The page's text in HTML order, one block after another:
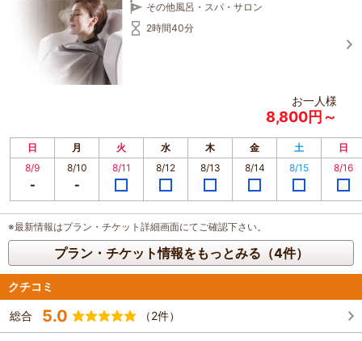
その他風呂・スパ・サロン
2時間40分
お一人様
8,800円～
日 月 火 水 木 金 土
日
8/9
8/10 8/11 8/12 8/13 8/14 8/15 8/16
※最新情報はプラン・チケット詳細画面にてご確認下さい。
プラン・チケット情報をもっとみる（4件）
クチコミ
総合 5.0 （2件）